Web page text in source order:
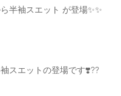
半袖スエット が登場✨✨
スエットの登場です❣️??